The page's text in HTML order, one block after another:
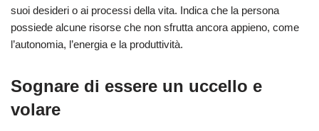
suoi desideri o ai processi della vita. Indica che la persona
possiede alcune risorse che non sfrutta ancora appieno, come
l’autonomia, l’energia e la produttività.
Sognare di essere un uccello e
volare